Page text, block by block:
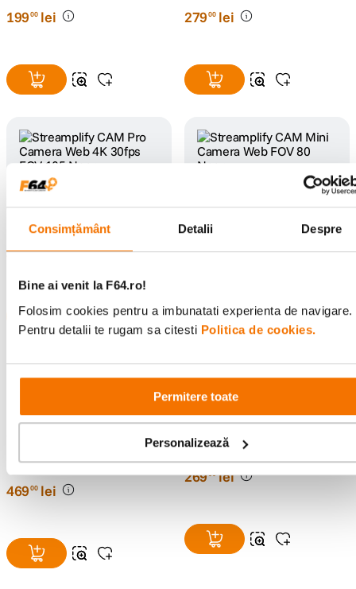
Consimțământ Detalii Despre
Bine ai venit la F64.ro!
Folosim cookies pentru a imbunatati experienta de navigare.
Pentru detalii te rugam sa citesti Politica de cookies.
Permitere toate
Personalizează
19900 lei 27900 lei
Streamplify CAM Pro Camera
Web 4K 30fps FOV 105 Negru
(0)
44900 lei
Streamplify CAM Mini Camera
Web FOV 80 Negru
19900 lei
Stereo Negru
(0)
46900 lei
Streamplify MIC Go Wireless
USB-C Negru
26900 lei